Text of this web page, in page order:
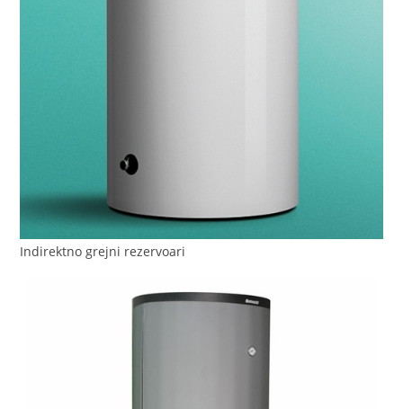
Indirektno grejni rezervoari